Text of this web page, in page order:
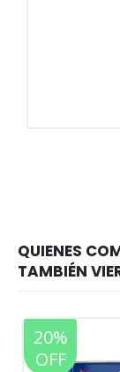
20%
OFF